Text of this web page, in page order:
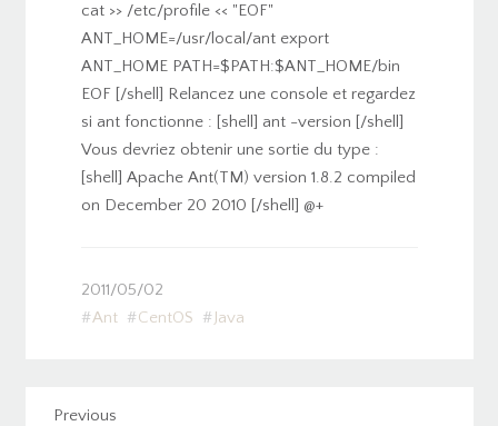
cat >> /etc/profile << "EOF"
ANT_HOME=/usr/local/ant export
ANT_HOME PATH=$PATH:$ANT_HOME/bin
EOF [/shell] Relancez une console et regardez
si ant fonctionne : [shell] ant -version [/shell]
Vous devriez obtenir une sortie du type :
[shell] Apache Ant(TM) version 1.8.2 compiled
on December 20 2010 [/shell] @+
2011/05/02
Ant
CentOS Java
Previous